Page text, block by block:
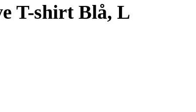
T-shirt Blå, L